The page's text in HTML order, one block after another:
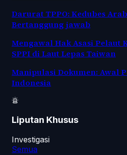
Darurat TPPO: Kedubes
Bertanggung jawab
Mengawal Hak Asasi Pelaut
SPPI di Laut Lepas Taiwan
Manipulasi Dokumen: Awal
Indonesia
Liputan Khusus
Investigasi
Semua